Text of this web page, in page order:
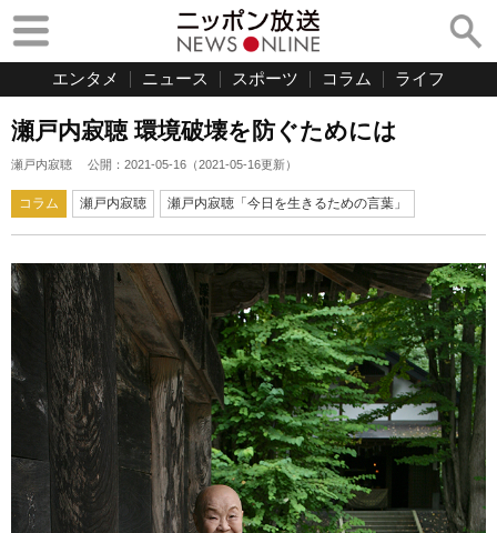
エンタメ ニュース スポーツ コラム ライフ
瀬戸内寂聴 環境破壊を防ぐためには
瀬戸内寂聴 公開： 2021-05-16 （2021-05-16更新）
コラム 瀬戸内寂聴 瀬戸内寂聴「今日を生きるための言葉」